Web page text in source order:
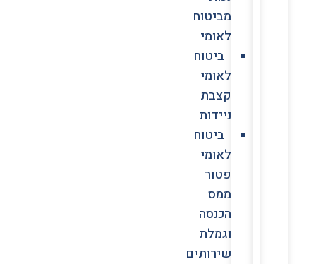
מביטוח
לאומי
ביטוח
לאומי
קצבת
ניידות
ביטוח
לאומי
פטור
ממס
הכנסה
וגמלת
שירותים